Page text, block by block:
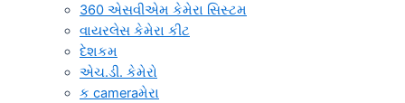
360 એસવીએમ કેમેરા સિસ્ટમ
વાયરલેસ કેમેરા કીટ
દેશકમ
એચ.ડી. કેમેરો
ક cameraમેરા